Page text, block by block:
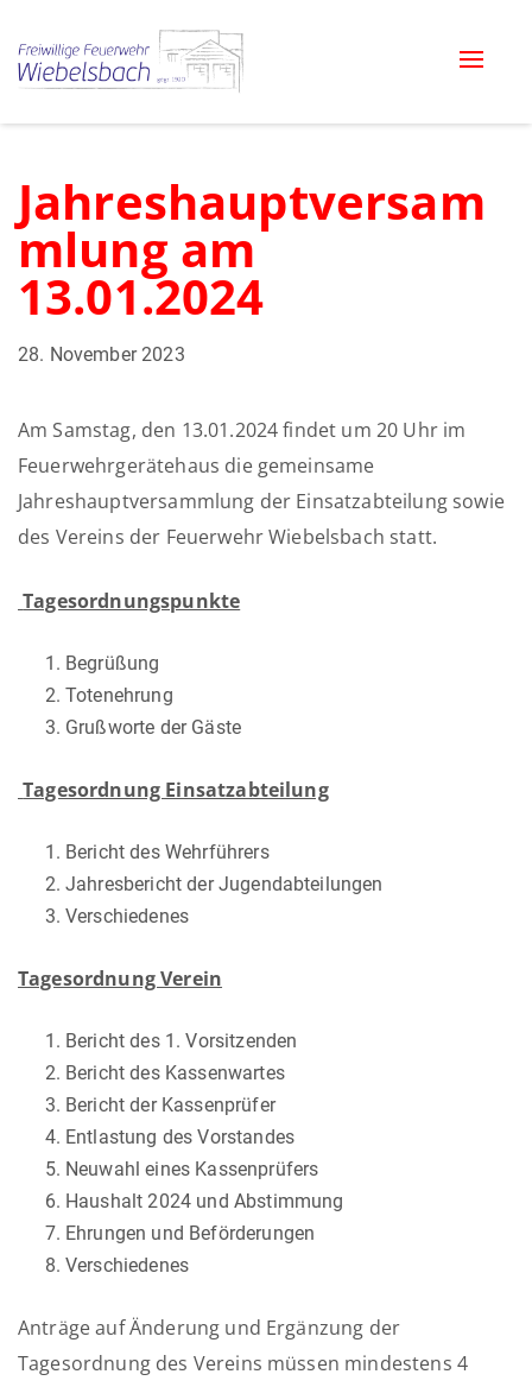
Toggle
Jahreshauptversam
mlung am
13.01.2024
28. November 2023
Am Samstag, den 13.01.2024 findet um 20 Uhr im
Feuerwehrgerätehaus die gemeinsame
Jahreshauptversammlung der Einsatzabteilung sowie
des Vereins der Feuerwehr Wiebelsbach statt.
Tagesordnungspunkte
Begrüßung
Totenehrung
Grußworte der Gäste
Tagesordnung Einsatzabteilung
Bericht des Wehrführers
Jahresbericht der Jugendabteilungen
Verschiedenes
Tagesordnung Verein
Bericht des 1. Vorsitzenden
Bericht des Kassenwartes
Bericht der Kassenprüfer
Entlastung des Vorstandes
Neuwahl eines Kassenprüfers
Haushalt 2024 und Abstimmung
Ehrungen und Beförderungen
Verschiedenes
Anträge auf Änderung und Ergänzung der
Tagesordnung des Vereins müssen mindestens 4